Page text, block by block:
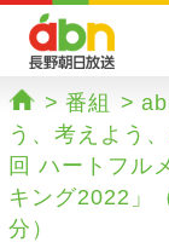
ホーム
番組
う、考えよう
回 ハートフル
キング2022」
分）